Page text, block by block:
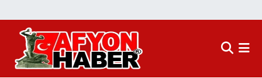
Afyon Haber